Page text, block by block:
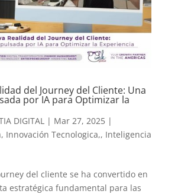
del Journey del Cliente: Una
por IA para Optimizar la
DIGITAL | Mar 27, 2025|
, Innovación Tecnologica,, Inteligencia
del cliente se ha convertido en
estratégica fundamental para las